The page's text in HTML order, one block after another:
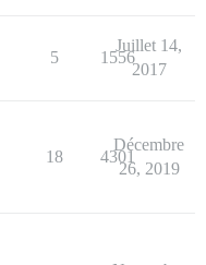
5 1556
Juillet 14,
2017
18 4301
Décembre
26, 2019